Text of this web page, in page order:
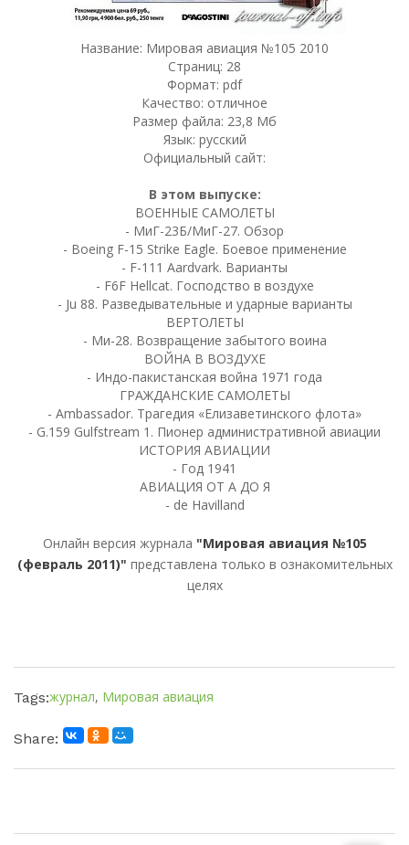
Название: Мировая авиация №105 2010
Страниц: 28
Формат: pdf
Качество: отличное
Размер файла: 23,8 Мб
Язык: русский
Официальный сайт:
В этом выпуске:
ВОЕННЫЕ САМОЛЕТЫ
- МиГ-23Б/МиГ-27. Обзор
- Boeing F-15 Strike Eagle. Боевое применение
- F-111 Aardvark. Варианты
- F6F Hellcat. Господство в воздухе
- Ju 88. Разведывательные и ударные варианты
ВЕРТОЛЕТЫ
- Ми-28. Возвращение забытого воина
ВОЙНА В ВОЗДУХЕ
- Индо-пакистанская война 1971 года
ГРАЖДАНСКИЕ САМОЛЕТЫ
- Ambassador. Трагедия «Елизаветинского флота»
- G.159 Gulfstream 1. Пионер административной авиации
ИСТОРИЯ АВИАЦИИ
- Год 1941
АВИАЦИЯ ОТ А ДО Я
- de Havilland
Онлайн версия журнала "Мировая авиация №105
(февраль 2011)" представлена только в ознакомительных
целях
Tags:журнал, Мировая авиация
Share: